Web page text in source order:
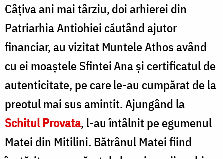
Câțiva ani mai târziu, doi arhierei din
Patriarhia Antiohiei căutând ajutor
financiar, au vizitat Muntele Athos având
cu ei moaștele Sfintei Ana și certificatul de
autenticitate, pe care le-au cumpărat de la
preotul mai sus amintit. Ajungând la
Schitul Provata, l-au întâlnit pe egumenul
Matei din Mitilini. Bătrânul Matei fiind